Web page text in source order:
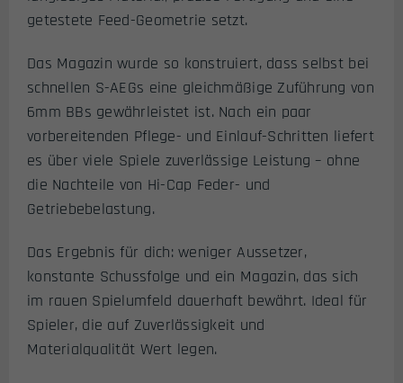
getestete Feed-Geometrie setzt.
Das Magazin wurde so konstruiert, dass selbst bei
schnellen S-AEGs eine gleichmäßige Zuführung von
6mm BBs gewährleistet ist. Nach ein paar
vorbereitenden Pflege- und Einlauf-Schritten liefert
es über viele Spiele zuverlässige Leistung – ohne
die Nachteile von Hi-Cap Feder- und
Getriebebelastung.
Das Ergebnis für dich: weniger Aussetzer,
konstante Schussfolge und ein Magazin, das sich
im rauen Spielumfeld dauerhaft bewährt. Ideal für
Spieler, die auf Zuverlässigkeit und
Materialqualität Wert legen.